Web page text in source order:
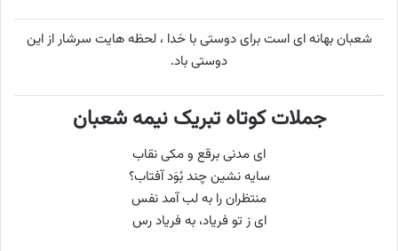
شعبان بهانه ای است برای دوستی با خدا ، لحظه هایت سرشار از این
دوستی باد.
جملات کوتاه تبریک نیمه شعبان
ای مدنی برقع و مکی نقاب
سایه نشین چند بُوَد آفتاب؟
منتظران را به لب آمد نفس
ای ز تو فریاد، به فریاد رس